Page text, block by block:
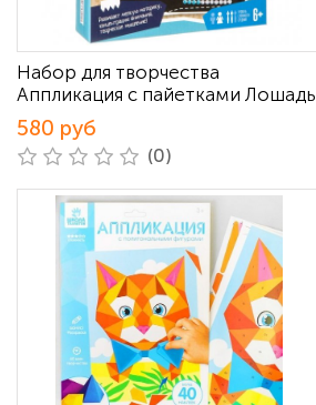
Набор для творчества
Аппликация с пайетками Лошадь
580 руб
(0)